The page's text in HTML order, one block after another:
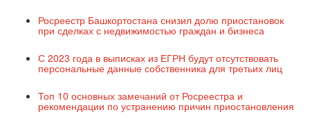
Росреестр Башкортостана снизил долю приостановок
при сделках с недвижимостью граждан и бизнеса
С 2023 года в выписках из ЕГРН будут отсутствовать
персональные данные собственника для третьих лиц
Топ 10 основных замечаний от Росреестра и
рекомендации по устранению причин приостановления